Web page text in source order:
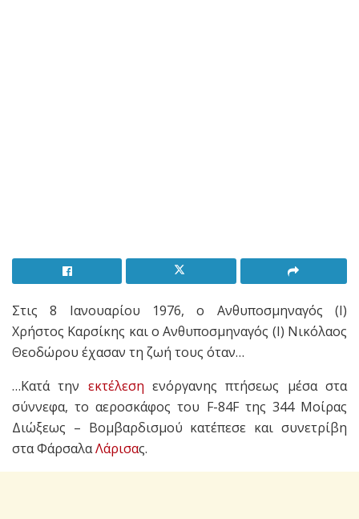
Στις 8 Ιανουαρίου 1976, ο Ανθυποσμηναγός (Ι)
Χρήστος Καρσίκης και ο Ανθυποσμηναγός (Ι) Νικόλαος
Θεοδώρου έχασαν τη ζωή τους όταν…
…Κατά την εκτέλεση ενόργανης πτήσεως μέσα στα
σύννεφα, το αεροσκάφος του F-84F της 344 Μοίρας
Διώξεως – Βομβαρδισμού κατέπεσε και συνετρίβη
στα ΦάρσαλαΛάρισας.